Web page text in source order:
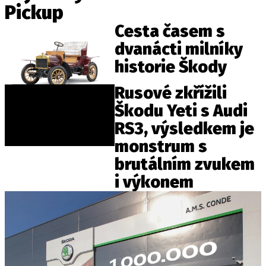
NOVINKY ZE SVĚTA EV
TESTY ELEKTROMOBILŮ
TRH S ELEKTROMOBILY
RALLY
OSTATNÍ
TISKOVKY
ROZHOVORY
DAKAR
Z DOMOVA
ZE SVĚTA
MOTORSPORT
Pickup
Cesta časem s
dvanácti milníky
historie Škody
Rusové zkřížili
Škodu Yeti s Audi
RS3, výsledkem je
monstrum s
brutálním zvukem
i výkonem